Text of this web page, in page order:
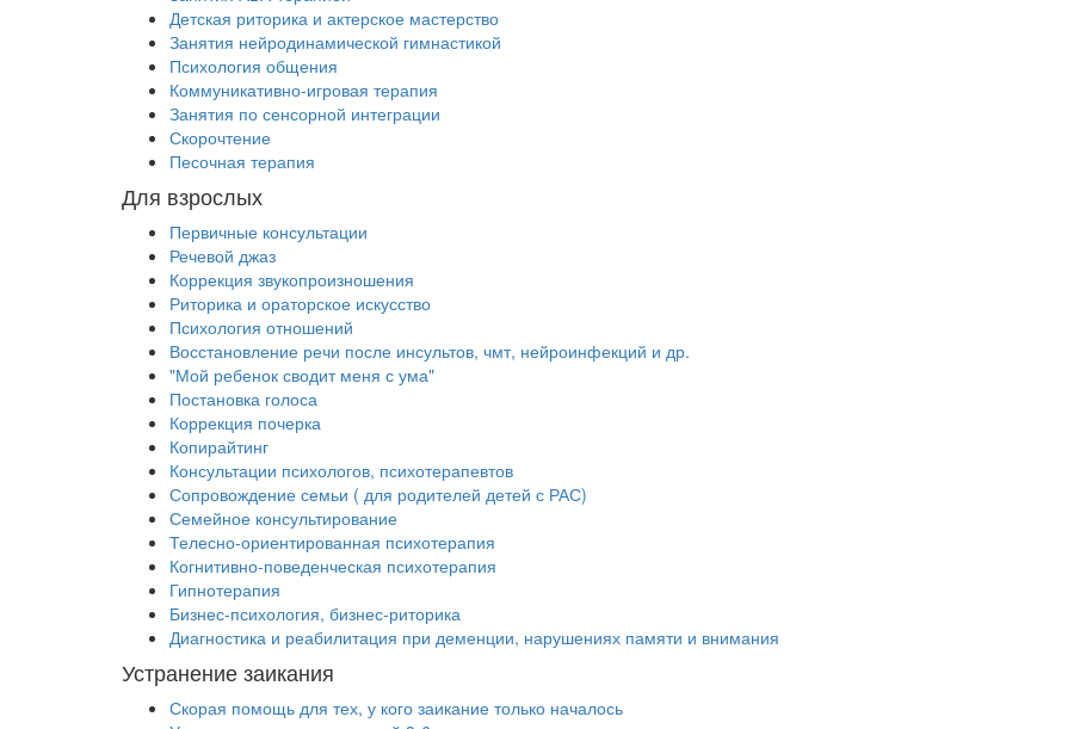
Детская риторика и актерское мастерство
Занятия нейродинамической гимнастикой
Психология общения
Коммуникативно-игровая терапия
Занятия по сенсорной интеграции
Скорочтение
Песочная терапия
Для взрослых
Первичные консультации
Речевой джаз
Коррекция звукопроизношения
Риторика и ораторское искусство
Психология отношений
Восстановление речи после инсультов, чмт, нейроинфекций и др.
"Мой ребенок сводит меня с ума"
Постановка голоса
Коррекция почерка
Копирайтинг
Консультации психологов, психотерапевтов
Сопровождение семьи ( для родителей детей с РАС)
Семейное консультирование
Телесно-ориентированная психотерапия
Когнитивно-поведенческая психотерапия
Гипнотерапия
Бизнес-психология, бизнес-риторика
Диагностика и реабилитация при деменции, нарушениях памяти и внимания
Устранение заикания
Скорая помощь для тех, у кого заикание только началось